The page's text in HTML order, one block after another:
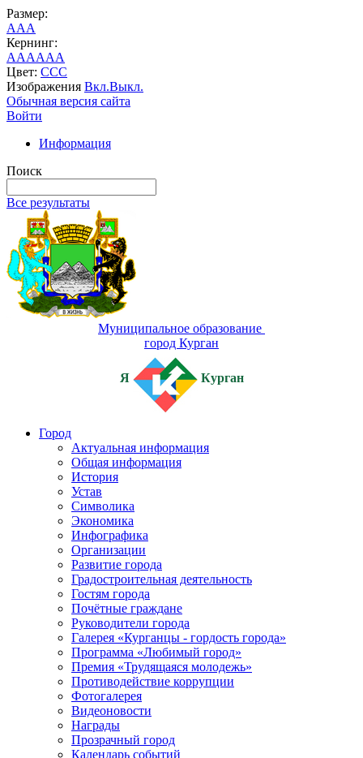
Размер:
AAA
Кернинг:
AAAAAA
Цвет: CCC
Изображения Вкл.Выкл.
Обычная версия сайта
Войти
Информация
Поиск
Все результаты
Муниципальное образование
город Курган
Я Курган
Город
Актуальная информация
Общая информация
История
Устав
Символика
Экономика
Инфографика
Организации
Развитие города
Градостроительная деятельность
Гостям города
Почётные граждане
Руководители города
Галерея «Курганцы - гордость города»
Программа «Любимый город»
Премия «Трудящаяся молодежь»
Противодействие коррупции
Фотогалерея
Видеоновости
Награды
Прозрачный город
Календарь событий